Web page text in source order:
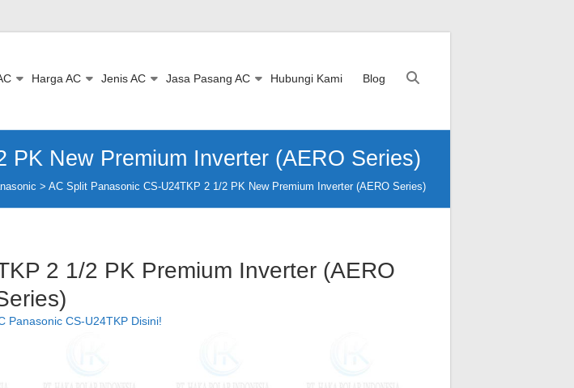
Harga AC Jenis AC Jasa Pasang AC Hubungi Kami Blog
New Premium Inverter (AERO Series)
> AC Split Panasonic CS-U24TKP 2 1/2 PK New Premium Inverter (AERO Series)
2 1/2 PK Premium Inverter (AERO
Panasonic CS-U24TKP Disini!